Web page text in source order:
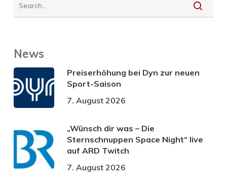
News
Preiserhöhung bei Dyn zur neuen
Sport-Saison
7. August 2026
„Wünsch dir was – Die
Sternschnuppen Space Night“ live
auf ARD Twitch
7. August 2026